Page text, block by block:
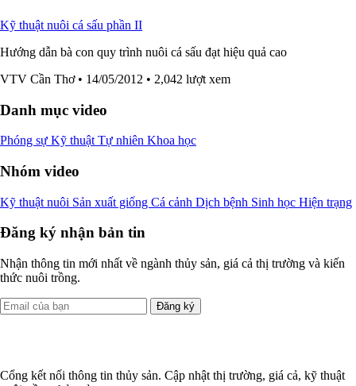
Kỹ thuật nuôi cá sấu phần II
Hướng dẫn bà con quy trình nuôi cá sấu đạt hiệu quả cao
VTV Cần Thơ • 14/05/2012 • 2,042 lượt xem
Danh mục video
Phóng sự Kỹ thuật Tự nhiên Khoa học
Nhóm video
Kỹ thuật nuôi Sản xuất giống Cá cảnh Dịch bệnh Sinh học Hiện trạng
Đăng ký nhận bản tin
Nhận thông tin mới nhất về ngành thủy sản, giá cả thị trường và kiến
thức nuôi trồng.
Đăng ký
Cổng kết nối thông tin thủy sản. Cập nhật thị trường, giá cả, kỹ thuật